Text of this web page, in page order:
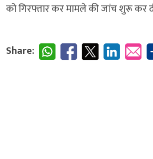
को गिरफ्तार कर मामले की जांच शुरू कर
Share: